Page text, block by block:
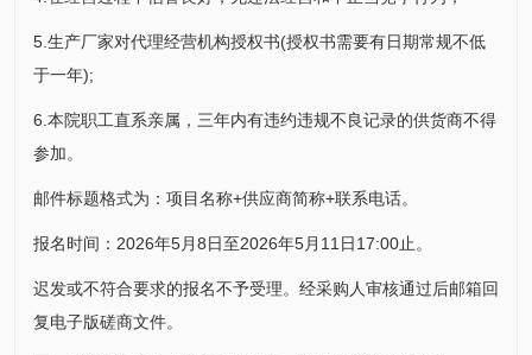
5.生产厂家对代理经营机构授权书(授权书需要有日期常规不低
于一年);
6.本院职工直系亲属，三年内有违约违规不良记录的供货商不得
参加。
邮件标题格式为：项目名称+供应商简称+联系电话。
报名时间：2026年5月8日至2026年5月11日17:00止。
迟发或不符合要求的报名不予受理。经采购人审核通过后邮箱回
复电子版磋商文件。